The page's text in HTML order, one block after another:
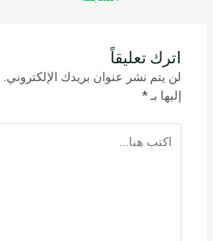
اترك تعليقاً
لن يتم نشر عنوان بريدك الإلكتروني.
إليها بـ*
هنا...